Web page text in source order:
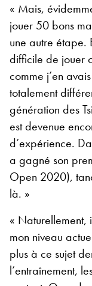
« Mais,
jouer 50 bons
une autre étape.
difficile de jouer
comme j’en
totalement
génération des
est devenue
d’expérience.
a gagné son
Open 2020),
là. »
« Naturellement,
mon niveau
plus à ce sujet
l’entraînement,